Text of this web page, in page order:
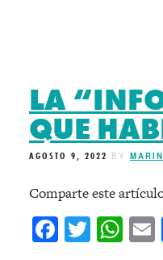
LA
QUE
AGOSTO 9, 2022 BY
Comparte este
Facebook